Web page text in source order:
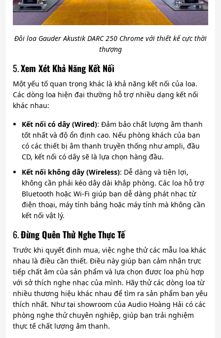
Đôi loa Gauder Akustik DARC 250 Chrome với thiết kế cực thời
thượng
5.Xem Xét Khả Năng Kết Nối
Một yếu tố quan trọng khác là khả năng kết nối của loa.
Các dòng loa hiện đại thường hỗ trợ nhiều dạng kết nối
khác nhau:
Kết nối có dây (Wired): Đảm bảo chất lượng âm thanh
tốt nhất và độ ổn định cao. Nếu phòng khách của bạn
có các thiết bị âm thanh truyền thống như ampli, đầu
CD, kết nối có dây sẽ là lựa chọn hàng đầu.
Kết nối không dây (Wireless): Dễ dàng và tiện lợi,
không cần phải kéo dây dài khắp phòng. Các loa hỗ trợ
Bluetooth hoặc Wi-Fi giúp bạn dễ dàng phát nhạc từ
điện thoại, máy tính bảng hoặc máy tính mà không cần
kết nối vật lý.
6.Đừng Quên Thử Nghe Thực Tế
Trước khi quyết định mua, việc nghe thử các mẫu loa khác
nhau là điều cần thiết. Điều này giúp bạn cảm nhận trực
tiếp chất âm của sản phẩm và lựa chọn được loa phù hợp
với sở thích nghe nhạc của mình. Hãy thử các dòng loa từ
nhiều thương hiệu khác nhau để tìm ra sản phẩm bạn yêu
thích nhất. Như tại showroom của Audio Hoàng Hải có các
phòng nghe thử chuyên nghiệp, giúp bạn trải nghiệm
thực tế chất lượng âm thanh.